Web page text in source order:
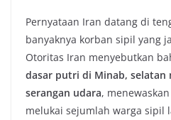
Pernyataan Iran datang di
banyaknya korban sipil yang
Otoritas Iran menyebutkan
dasar putri di Minab, selatan
serangan udara,
melukai sejumlah warga sipil